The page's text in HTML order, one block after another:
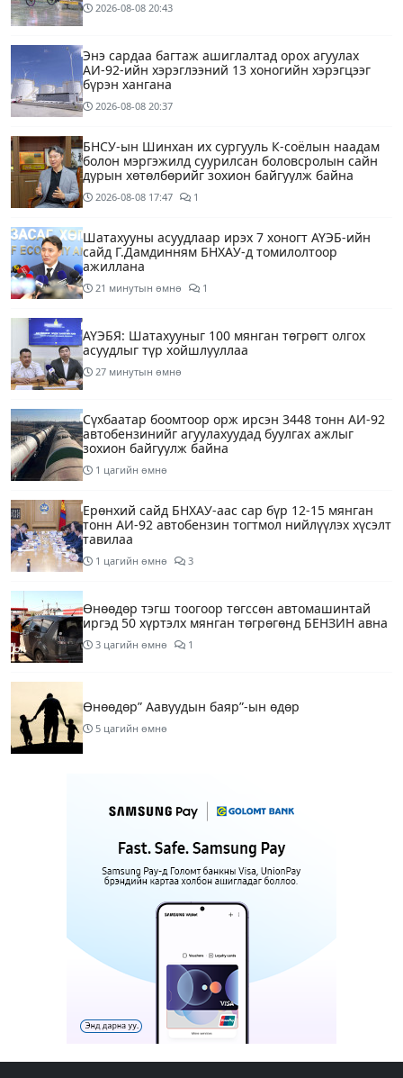
2026-08-08 20:43
Энэ сардаа багтаж ашиглалтад орох агуулах
АИ-92-ийн хэрэглээний 13 хоногийн хэрэгцээг
бүрэн хангана
2026-08-08 20:37
БНСУ-ын Шинхан их сургууль К-соёлын наадам
болон мэргэжилд суурилсан боловсролын сайн
дурын хөтөлбөрийг зохион байгуулж байна
2026-08-08 17:47 1
Шатахууны асуудлаар ирэх 7 хоногт АҮЭБ-ийн
сайд Г.Дамдинням БНХАУ-д томилолтоор
ажиллана
21 минутын өмнө 1
АҮЭБЯ: Шатахууныг 100 мянган төгрөгт олгох
асуудлыг түр хойшлууллаа
27 минутын өмнө
Сүхбаатар боомтоор орж ирсэн 3448 тонн АИ-92
автобензинийг агуулахуудад буулгах ажлыг
зохион байгуулж байна
1 цагийн өмнө
Ерөнхий сайд БНХАУ-аас сар бүр 12-15 мянган
тонн АИ-92 автобензин тогтмол нийлүүлэх хүсэлт
тавилаа
1 цагийн өмнө 3
Өнөөдөр тэгш тоогоор төгссөн автомашинтай
иргэд 50 хүртэлх мянган төгрөгөнд БЕНЗИН авна
3 цагийн өмнө 1
Өнөөдөр” Аавуудын баяр”-ын өдөр
5 цагийн өмнө
Улаанбаатарт 31 хэм дулаан байна
7 цагийн өмнө
МАРГААШ: Улаанбаатарт 31 хэм дулаан байна
16 цагийн өмнө
Шатахуун дамлан борлуулсан хоёр зөрчлийг
илрүүлэн шалгаж байна
17 цагийн өмнө 3
Энэ сарын 9-13-ныг хүртэлх цаг агаарын